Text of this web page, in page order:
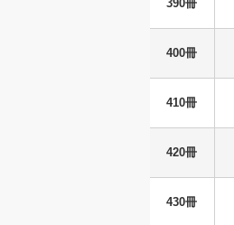
390冊
400冊
410冊
420冊
430冊